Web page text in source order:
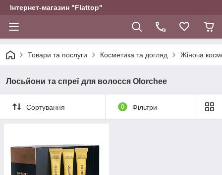
Інтернет-магазин "Flattop"
Товари та послуги Косметика та догляд Жіноча
Лосьйони та спреї для волосся Olorchee
Сортування 0 Фільтри